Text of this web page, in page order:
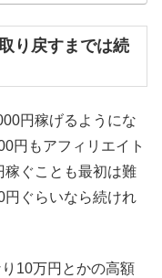
り戻すまでは続
円稼げるようにな
円もアフィリエイト
稼ぐことも最初は難
円ぐらいなら続けれ
10万円とかの高額